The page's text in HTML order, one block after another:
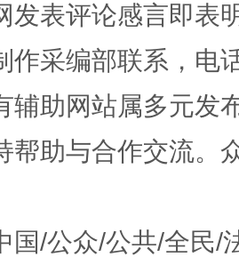
责任有效落实 一纸欠
发表评论感言即表
作采编部联系，电
辅助网站属多元发
帮助与合作交流。
国/公众/公共/全民/